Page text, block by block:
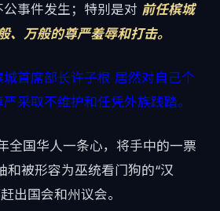
事件发生；特别是对 前任槟城
、万般的尊严羞辱和打击。
城首席部长许子根 居然对自己个
采取不维护和任凭外族践踏。
全国华人一条心，将手中的一票
和被形容为巫统看门狗的“汉
出国会和州议会。